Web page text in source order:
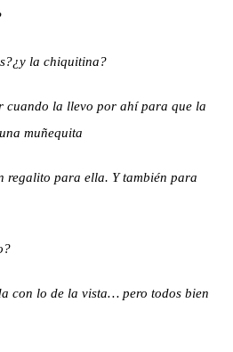
la chiquitina?
cuando la llevo por ahí para que la
muñequita
regalito para ella. Y también para
con lo de la vista… pero todos bien